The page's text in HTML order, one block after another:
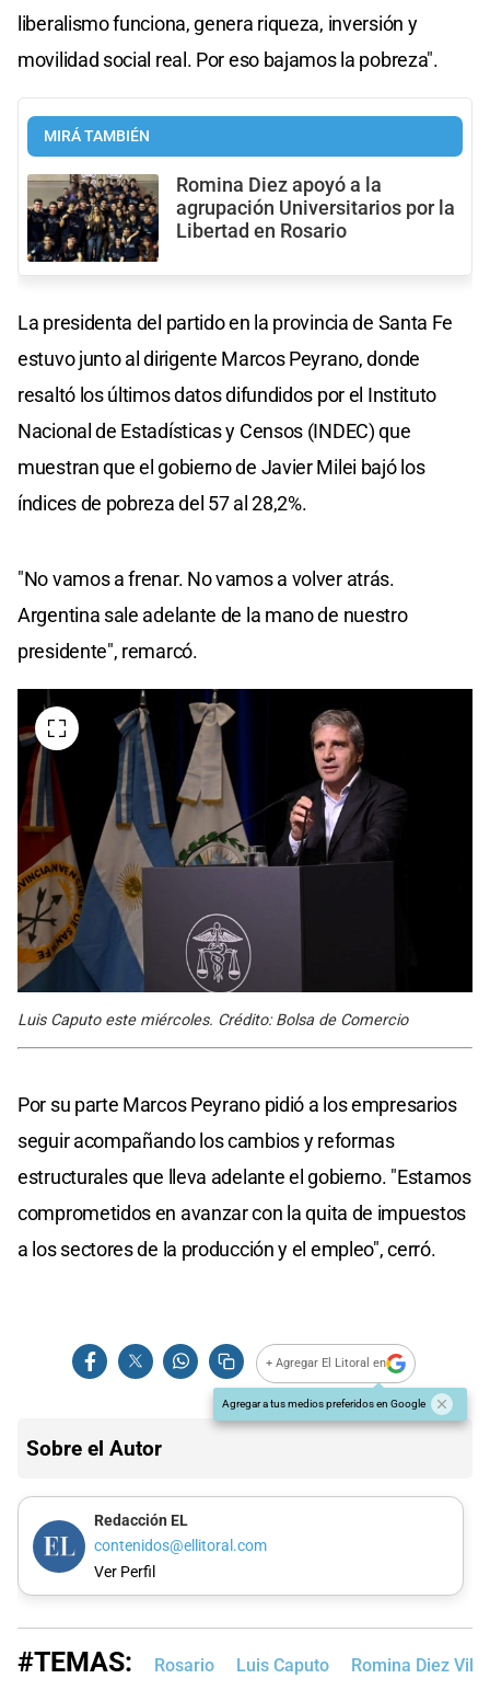
liberalismo funciona, genera riqueza, inversión y
movilidad social real. Por eso bajamos la pobreza".
MIRÁ TAMBIÉN
Romina Diez apoyó a la
agrupación Universitarios por la
Libertad en Rosario
La presidenta del partido en la provincia de Santa Fe
estuvo junto al dirigente Marcos Peyrano, donde
resaltó los últimos datos difundidos por el Instituto
Nacional de Estadísticas y Censos (INDEC) que
muestran que el gobierno de Javier Milei bajó los
índices de pobreza del 57 al 28,2%.
"No vamos a frenar. No vamos a volver atrás.
Argentina sale adelante de la mano de nuestro
presidente", remarcó.
Luis Caputo este miércoles. Crédito: Bolsa de Comercio
Por su parte Marcos Peyrano pidió a los empresarios
seguir acompañando los cambios y reformas
estructurales que lleva adelante el gobierno. "Estamos
comprometidos en avanzar con la quita de impuestos
a los sectores de la producción y el empleo", cerró.
+ Agregar El Litoral en
Agregar a tus medios preferidos en Google
Sobre el Autor
Redacción EL
contenidos@ellitoral.com
Ver Perfil
#TEMAS: Rosario Luis Caputo Romina Diez